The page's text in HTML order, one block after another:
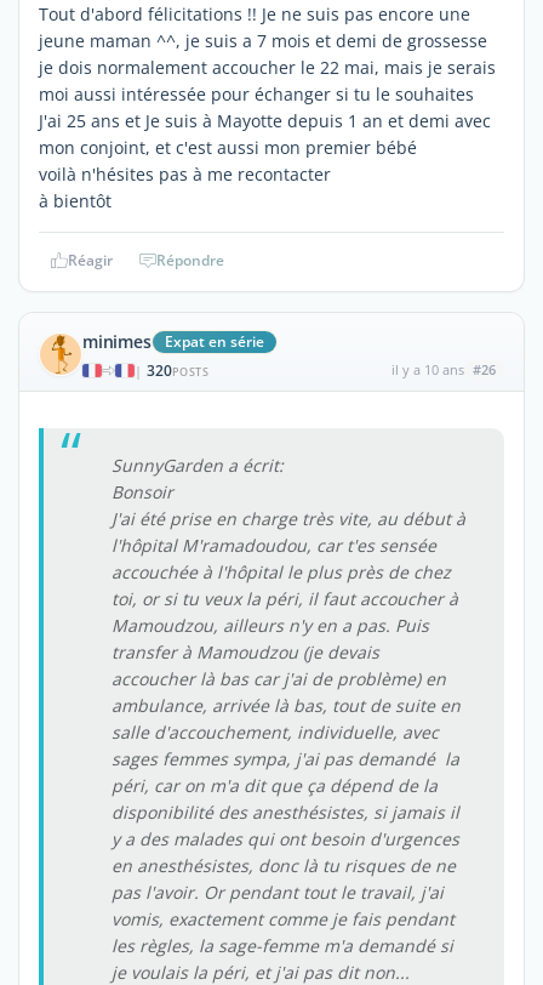
Tout d'abord félicitations !! Je ne suis pas encore une
jeune maman ^^, je suis a 7 mois et demi de grossesse
je dois normalement accoucher le 22 mai, mais je serais
moi aussi intéressée pour échanger si tu le souhaites
J'ai 25 ans et Je suis à Mayotte depuis 1 an et demi avec
mon conjoint, et c'est aussi mon premier bébé
voilà n'hésites pas à me recontacter
à bientôt
Réagir Répondre
minimes Expat en série
| 320POSTS il y a 10 ans #26
SunnyGarden a écrit:
Bonsoir
J'ai été prise en charge très vite, au début à
l'hôpital M'ramadoudou, car t'es sensée
accouchée à l'hôpital le plus près de chez
toi, or si tu veux la péri, il faut accoucher à
Mamoudzou, ailleurs n'y en a pas. Puis
transfer à Mamoudzou (je devais
accoucher là bas car j'ai de problème) en
ambulance, arrivée là bas, tout de suite en
salle d'accouchement, individuelle, avec
sages femmes sympa, j'ai pas demandé la
péri, car on m'a dit que ça dépend de la
disponibilité des anesthésistes, si jamais il
y a des malades qui ont besoin d'urgences
en anesthésistes, donc là tu risques de ne
pas l'avoir. Or pendant tout le travail, j'ai
vomis, exactement comme je fais pendant
les règles, la sage-femme m'a demandé si
je voulais la péri, et j'ai pas dit non...